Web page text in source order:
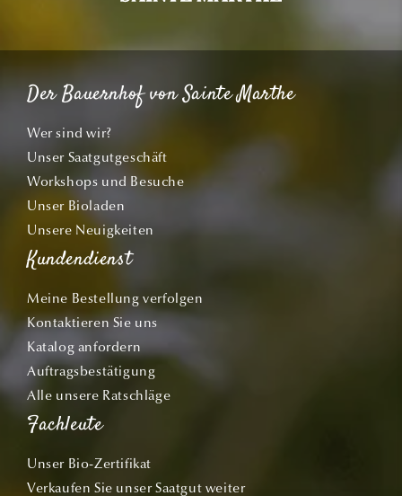
Der Bauernhof von Sainte Marthe
Wer sind wir?
Unser Saatgutgeschäft
Workshops und Besuche
Unser Bioladen
Unsere Neuigkeiten
Kundendienst
Meine Bestellung verfolgen
Kontaktieren Sie uns
Katalog anfordern
Auftragsbestätigung
Alle unsere Ratschläge
Fachleute
Unser Bio-Zertifikat
Verkaufen Sie unser Saatgut weiter